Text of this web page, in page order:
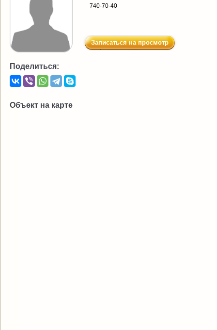
740-70-40
Записаться на просмотр
Поделиться:
Объект на карте